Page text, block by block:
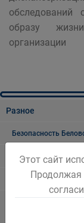
обследований
образу
организации
Разное
Безопасность
Праздники, дни
8 Марта -
Этот сайт
Продолжая